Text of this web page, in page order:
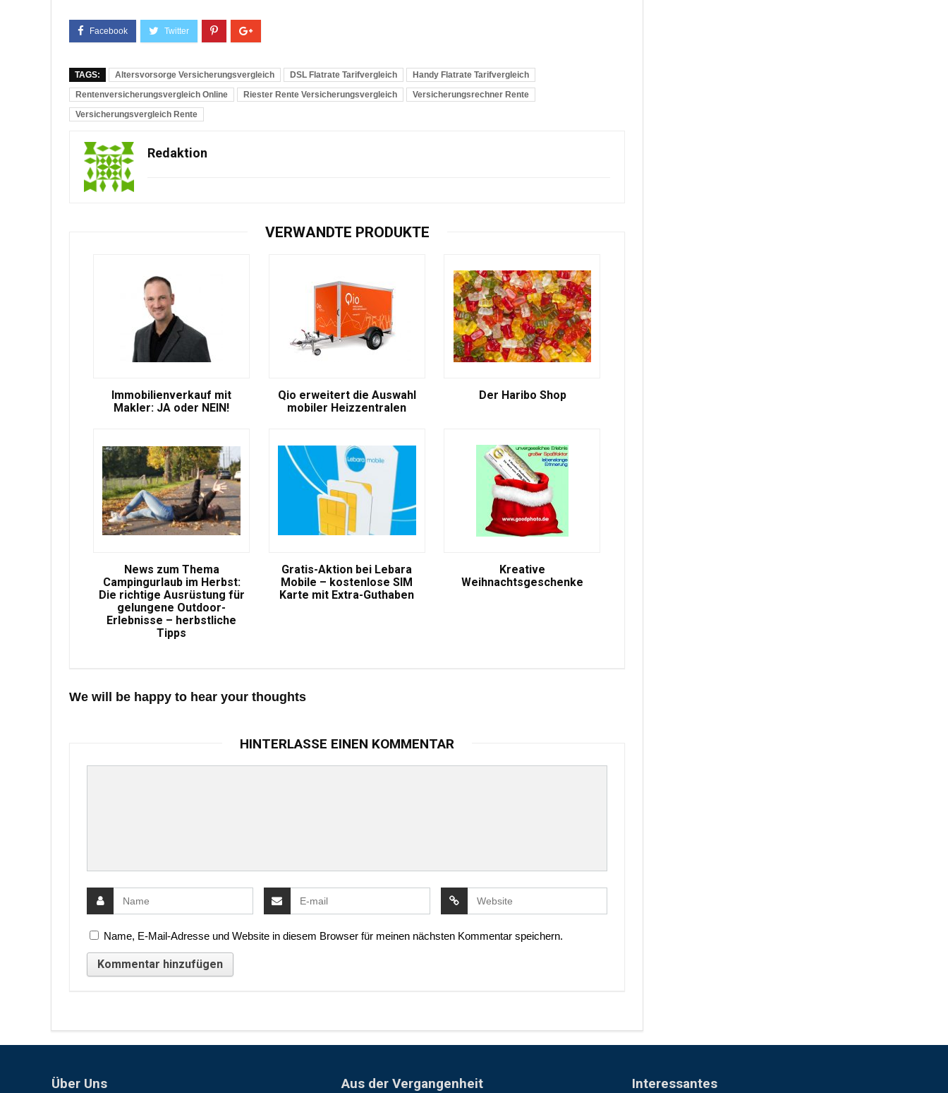
TAGS: Altersvorsorge Versicherungsvergleich DSL Flatrate Tarifvergleich
Handy Flatrate Tarifvergleich
Rentenversicherungsvergleich Online
Riester Rente Versicherungsvergleich
Versicherungsrechner Rente
Versicherungsvergleich Rente
Redaktion
VERWANDTE PRODUKTE
Immobilienverkauf mit
Makler: JA oder NEIN!
Qio erweitert die Auswahl
mobiler Heizzentralen
Der Haribo Shop
News zum Thema
Campingurlaub im Herbst:
Die richtige Ausrüstung für
gelungene Outdoor-
Erlebnisse – herbstliche
Tipps
Gratis-Aktion bei Lebara
Mobile – kostenlose SIM
Karte mit Extra-Guthaben
Kreative
Weihnachtsgeschenke
We will be happy to hear your thoughts
HINTERLASSE EINEN KOMMENTAR
Name, E-Mail-Adresse und Website in diesem Browser für meinen nächsten Kommentar speichern.
Über Uns Aus der Vergangenheit Interessantes